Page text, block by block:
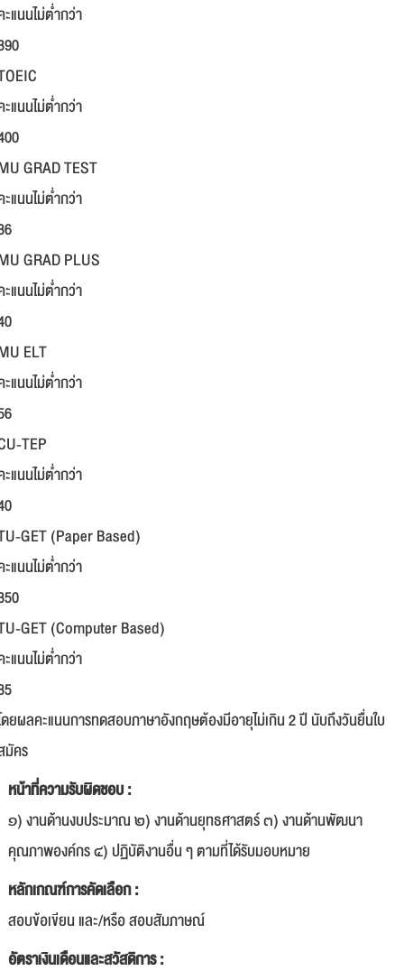
แนนไม่ต่ำกว่า
แนนไม่ต่ำกว่า
GRAD TEST
แนนไม่ต่ำกว่า
GRAD PLUS
แนนไม่ต่ำกว่า
ELT
แนนไม่ต่ำกว่า
TEP
แนนไม่ต่ำกว่า
GET (Paper Based)
แนนไม่ต่ำกว่า
GET (Computer Based)
แนนไม่ต่ำกว่า
ดยผลคะแนนการทดสอบภาษาอังกฤษต้องมีอายุไม่เกิน 2 ปี นับถึงวันยื่นใบ
มัคร
หน้าที่ความรับผิดชอบ :
๑) งานด้านงบประมาณ ๒) งานด้านยุทธศาสตร์ ๓) งานด้านพัฒนา
คุณภาพองค์กร ๔) ปฏิบัติงานอื่น ๆ ตามที่ได้รับมอบหมาย
หลักเกณฑ์การคัดเลือก :
สอบข้อเขียน และ/หรือ สอบสัมภาษณ์
อัตราเงินเดือนและสวัสดิการ :